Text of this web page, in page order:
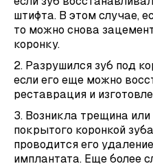
штифта. В этом случае,
то можно снова
коронку.
2. Разрушился зуб под
если его еще можно
реставрация и
3. Возникла трещина
покрытого коронкой
проводится его
имплантата. Еще более